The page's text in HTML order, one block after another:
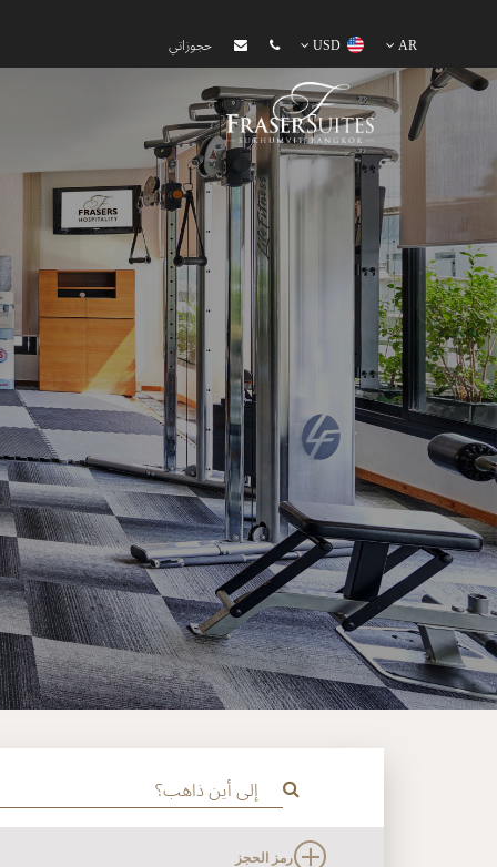
AR
USD حجوزاتي
رمز الحجز